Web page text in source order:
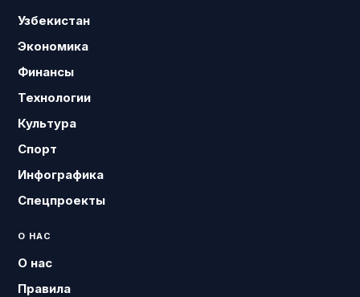
Узбекистан
Экономика
Финансы
Технологии
Культура
Спорт
Инфографика
Спецпроекты
О НАС
О нас
Правила